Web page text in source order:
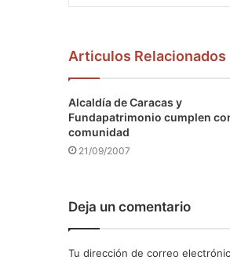
Articulos Relacionados
Alcaldía de Caracas y
Fundapatrimonio cumplen
comunidad
21/09/2007
Deja un comentario
Tu dirección de correo